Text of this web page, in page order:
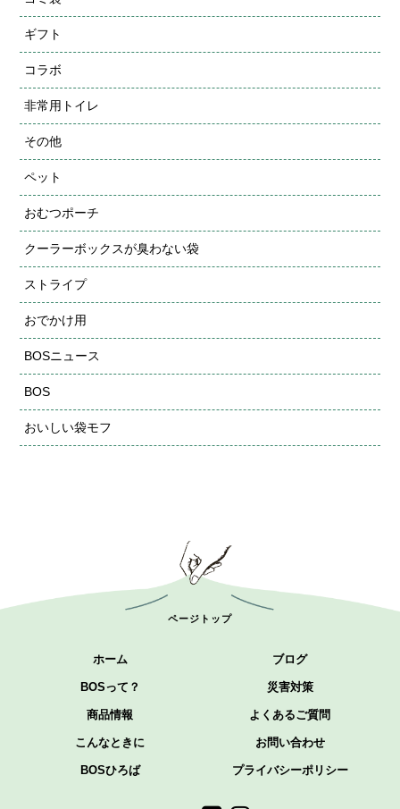
ギフト
コラボ
非常用トイレ
その他
ペット
おむつポーチ
クーラーボックスが臭わない袋
ストライプ
おでかけ用
BOSニュース
BOS
おいしい袋モフ
ページトップ
ホーム
BOSって？
商品情報
こんなときに
BOSひろば
ブログ
災害対策
よくあるご質問
お問い合わせ
プライバシーポリシー